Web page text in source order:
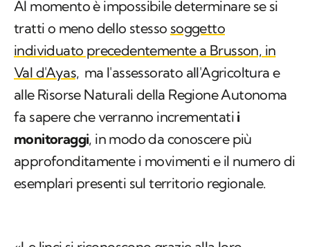
Al momento è impossibile determinare se si
tratti o meno dello stesso soggetto
individuato precedentemente a Brusson, in
Val d'Ayas, ma l'assessorato all'Agricoltura e
alle Risorse Naturali della Regione Autonoma
fa sapere che verranno incrementati i
monitoraggi, in modo da conoscere più
approfonditamente i movimenti e il numero di
esemplari presenti sul territorio regionale.